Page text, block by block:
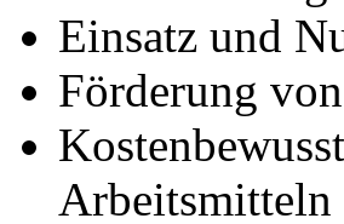
Einsatz und
Förderung
Arbeitsmitteln